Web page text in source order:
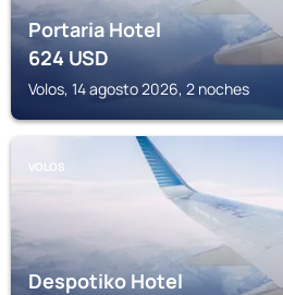
Portaria Hotel
624USD
Volos, 14 agosto 2026, 2 noches
VOLOS
Despotiko Hotel